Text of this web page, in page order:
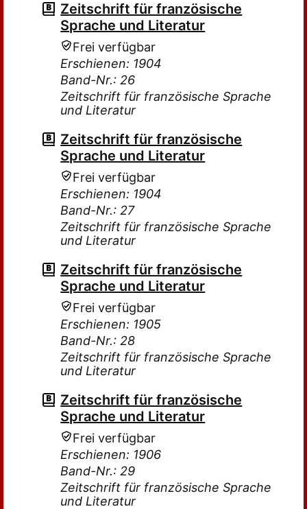
Zeitschrift für französische
Sprache und Literatur
Frei verfügbar
Erschienen: 1904
Band-Nr.: 26
Zeitschrift für französische Sprache
und Literatur
Zeitschrift für französische
Sprache und Literatur
Frei verfügbar
Erschienen: 1904
Band-Nr.: 27
Zeitschrift für französische Sprache
und Literatur
Zeitschrift für französische
Sprache und Literatur
Frei verfügbar
Erschienen: 1905
Band-Nr.: 28
Zeitschrift für französische Sprache
und Literatur
Zeitschrift für französische
Sprache und Literatur
Frei verfügbar
Erschienen: 1906
Band-Nr.: 29
Zeitschrift für französische Sprache
und Literatur